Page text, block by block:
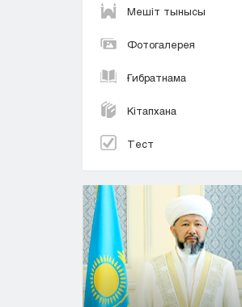
Мешіт тынысы
Фотогалерея
Ғибратнама
Кітапхана
Тест